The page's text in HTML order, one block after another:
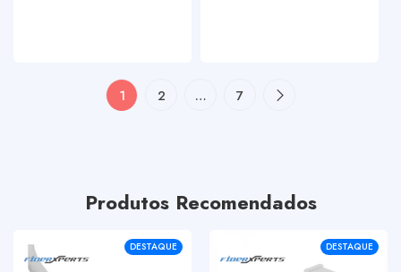
1 2 … 7
Produtos Recomendados
DESTAQUE DESTAQUE